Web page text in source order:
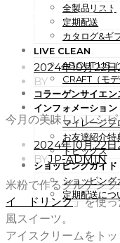
全製品リスト
定期配送
カタログ&ギ
LIVE CLEAN
ABOUT US（
CRAFT（モ
コラーゲンサイエン
インフォメーション
マイレージプ
お友達紹介特
トピックス
ショッピングガイド
ショッピング
定期配送につ
のクレー
ス」
POSTED
ON
2024年10月22日
BY
今月の美味しいレシ
POSTED
ON
2024年10月22日
BYJP-ADMIN
米粉で作るグルテン
イ ドリンク」を使
風スイーツ。
アイスクリームをト